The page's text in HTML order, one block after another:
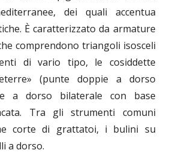
dei quali accentua
È caratterizzato da armature
comprendono triangoli isosceli
di vario tipo, le cosiddette
(punte doppie a dorso
a dorso bilaterale con base
Tra gli strumenti comuni
corte di grattatoi, i bulini su
a dorso.